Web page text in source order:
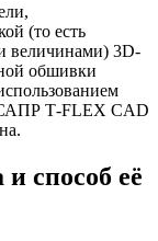
(то есть
величинами) 3D-
обшивки
T‑FLEX CAD
способ её